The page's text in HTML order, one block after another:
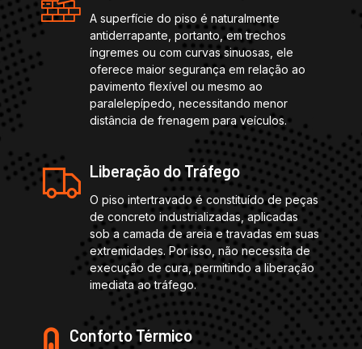
A superfície do piso é naturalmente
antiderrapante, portanto, em trechos
íngremes ou com curvas sinuosas, ele
oferece maior segurança em relação ao
pavimento flexível ou mesmo ao
paralelepípedo, necessitando menor
distância de frenagem para veículos.
Liberação do Tráfego
O piso intertravado é constituído de peças
de concreto industrializadas, aplicadas
sob a camada de areia e travadas em suas
extremidades. Por isso, não necessita de
execução de cura, permitindo a liberação
imediata ao tráfego.
Conforto Térmico